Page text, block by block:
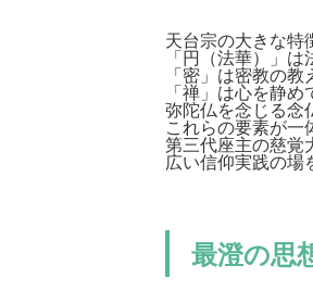
天台宗の大きな特
「円（法華）」は
「密」は密教の
「禅」は心を静
弥陀仏を念じる念
これらの要素が一
第三代座主の慈覚
広い信仰実践の場
最澄の思